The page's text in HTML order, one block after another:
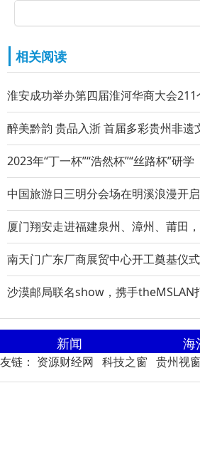
相关阅读
淮安成功举办第四届淮河华商大会211
醉美黔韵 贵品入浙 首届多彩贵州非遗
2023年“丁一杯”“浩然杯”“丝路杯”研学
中国旅游日三明分会场在明溪浪漫开
厦门翔安走进福建泉州、漳州、莆田
南天门广东厂商展贸中心开工奠基仪
沙漠邮局联名show，携手theMSLAN
新闻 海
友链： 资源财经网 科技之窗 贵州视窗